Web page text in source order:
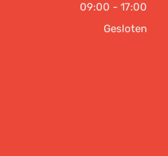
09:00 - 17:00
Gesloten